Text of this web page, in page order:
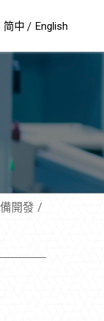
简中 English
開發